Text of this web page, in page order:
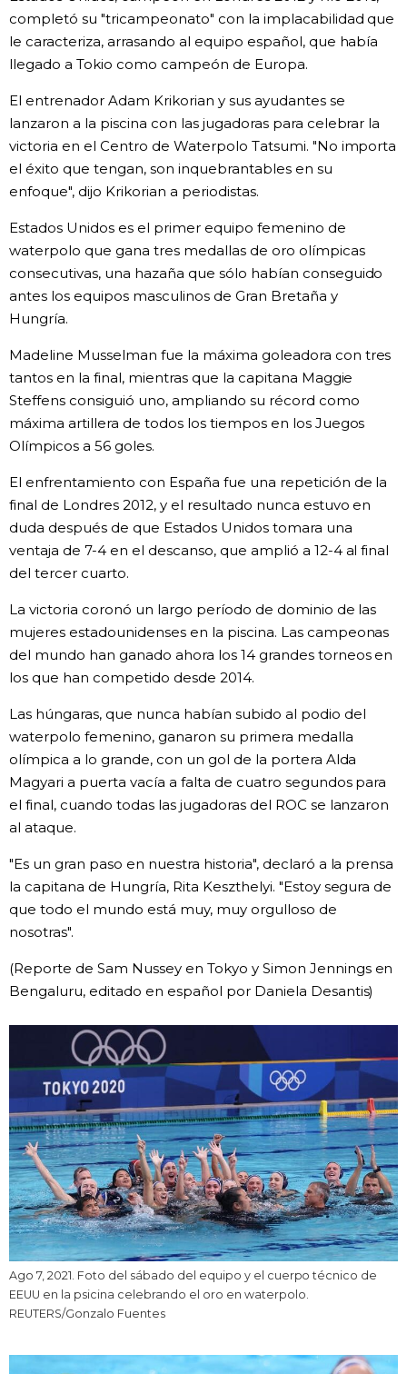
Noticias
Fragmentos de Japón
Gente
Blog
Tokio
completó su "tricampeonato" con la implacabilidad que
le caracteriza, arrasando al equipo español, que había
llegado a Tokio como campeón de Europa.
El entrenador Adam Krikorian y sus ayudantes se
lanzaron a la piscina con las jugadoras para celebrar la
victoria en el Centro de Waterpolo Tatsumi. "No importa
el éxito que tengan, son inquebrantables en su
enfoque", dijo Krikorian a periodistas.
Estados Unidos es el primer equipo femenino de
waterpolo que gana tres medallas de oro olímpicas
consecutivas, una hazaña que sólo habían conseguido
antes los equipos masculinos de Gran Bretaña y
Hungría.
Madeline Musselman fue la máxima goleadora con tres
tantos en la final, mientras que la capitana Maggie
Steffens consiguió uno, ampliando su récord como
máxima artillera de todos los tiempos en los Juegos
Olímpicos a 56 goles.
El enfrentamiento con España fue una repetición de la
final de Londres 2012, y el resultado nunca estuvo en
duda después de que Estados Unidos tomara una
ventaja de 7-4 en el descanso, que amplió a 12-4 al final
del tercer cuarto.
La victoria coronó un largo período de dominio de las
mujeres estadounidenses en la piscina. Las campeonas
del mundo han ganado ahora los 14 grandes torneos en
los que han competido desde 2014.
Las húngaras, que nunca habían subido al podio del
waterpolo femenino, ganaron su primera medalla
olímpica a lo grande, con un gol de la portera Alda
Magyari a puerta vacía a falta de cuatro segundos para
el final, cuando todas las jugadoras del ROC se lanzaron
al ataque.
"Es un gran paso en nuestra historia", declaró a la prensa
la capitana de Hungría, Rita Keszthelyi. "Estoy segura de
que todo el mundo está muy, muy orgulloso de
nosotras".
(Reporte de Sam Nussey en Tokyo y Simon Jennings en
Bengaluru, editado en español por Daniela Desantis)
Ago 7, 2021. Foto del sábado del equipo y el cuerpo técnico de
EEUU en la psicina celebrando el oro en waterpolo.
REUTERS/Gonzalo Fuentes